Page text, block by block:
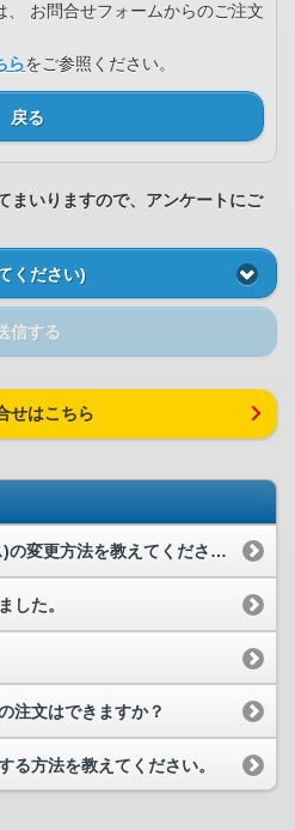
、 お問合せフォームからのご注文
らをご参照ください。
戻る
まいりますので、アンケートにご
ください)
信する
せはこちら
ログインID(メールアドレス)の変更方法を教えてください。
した。
注文はできますか？
る方法を教えてください。